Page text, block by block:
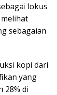
lokus
sebagaian
kopi dari
yang
28% di